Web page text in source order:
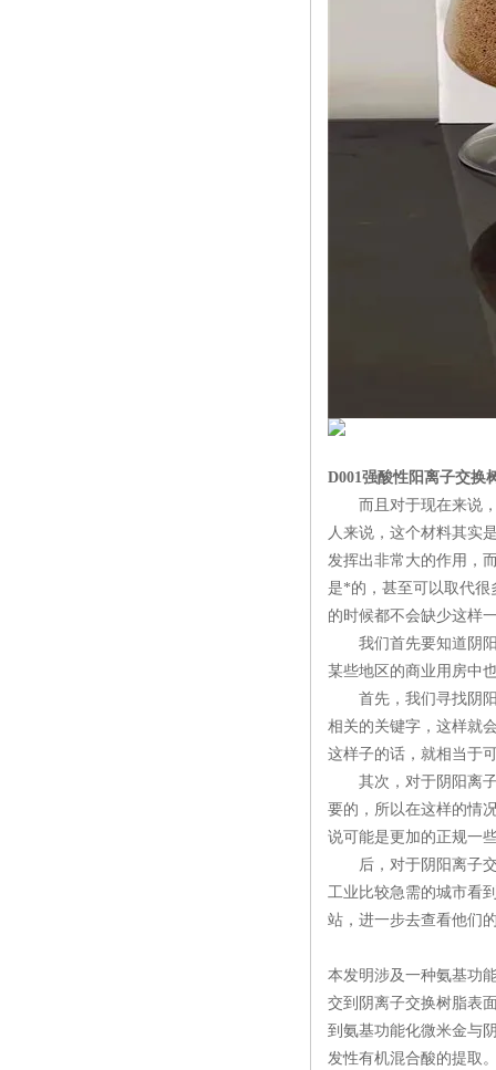
D001强酸性阳离子交换
而且对于现在来说
人来说，这个材料其实
发挥出非常大的作用，
是*的，甚至可以取代很
的时候都不会缺少这样
我们首先要知道阴阳
某些地区的商业用房中
首先，我们寻找阴阳
相关的关键字，这样就
这样子的话，就相当于
其次，对于阴阳离子
要的，所以在这样的情
说可能是更加的正规一
后，对于阴阳离子交
工业比较急需的城市看
站，进一步去查看他们
本发明涉及一种氨基功
交到阴离子交换树脂表
到氨基功能化微米金与
发性有机混合酸的提取